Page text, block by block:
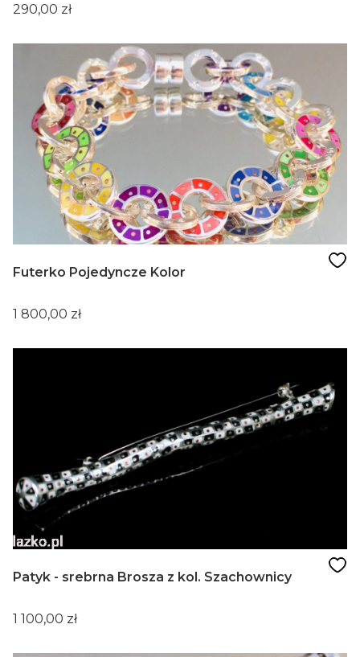
Cena
290,00 zł
Futerko Pojedyncze Kolor
Cena
1 800,00 zł
Patyk - srebrna Brosza z kol. Szachownicy
Cena
1 100,00 zł